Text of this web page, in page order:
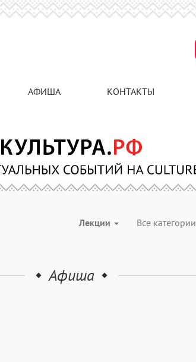
АФИША КОНТАКТЫ
Лекции Все категории
Афиша